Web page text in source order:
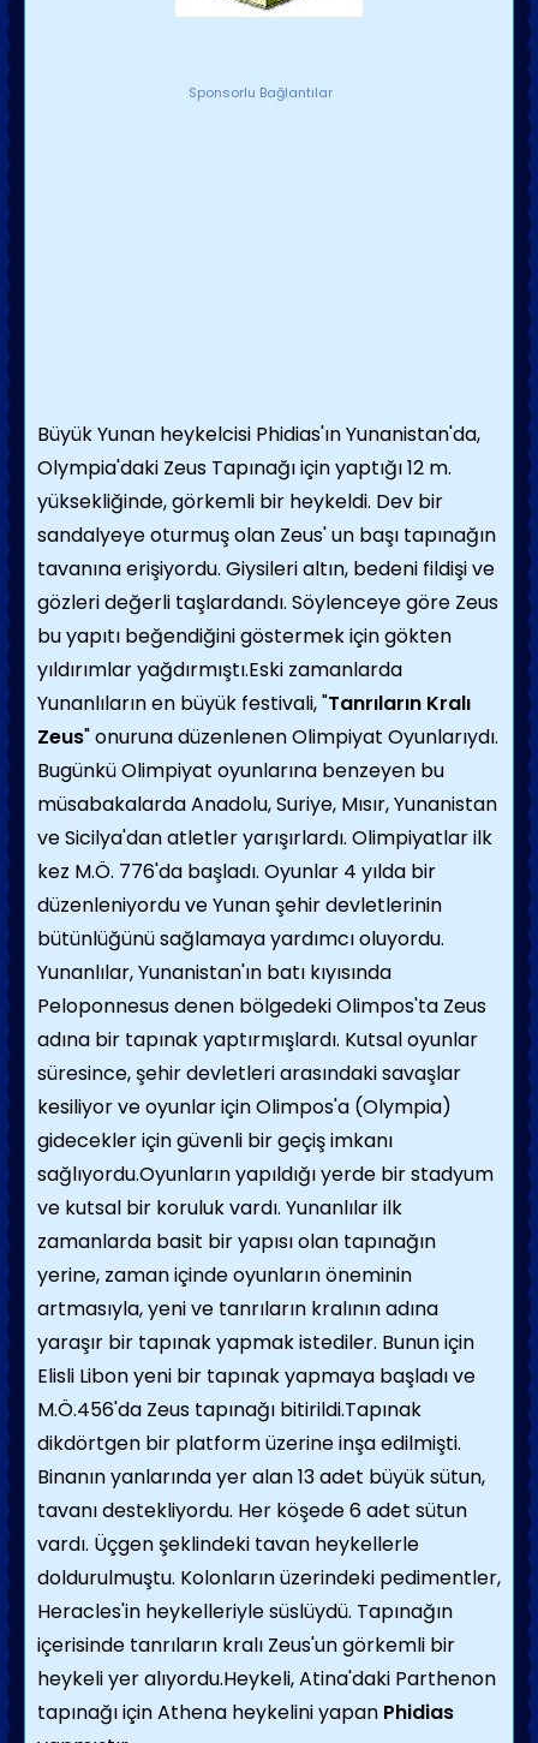
Sponsorlu Bağlantılar
Büyük Yunan heykelcisi Phidias'ın Yunanistan'da,
Olympia'daki Zeus Tapınağı için yaptığı 12 m.
yüksekliğinde, görkemli bir heykeldi. Dev bir
sandalyeye oturmuş olan Zeus' un başı tapınağın
tavanına erişiyordu. Giysileri altın, bedeni fildişi ve
gözleri değerli taşlardandı. Söylenceye göre Zeus
bu yapıtı beğendiğini göstermek için gökten
yıldırımlar yağdırmıştı.Eski zamanlarda
Yunanlıların en büyük festivali, "Tanrıların Kralı
Zeus" onuruna düzenlenen Olimpiyat Oyunlarıydı.
Bugünkü Olimpiyat oyunlarına benzeyen bu
müsabakalarda Anadolu, Suriye, Mısır, Yunanistan
ve Sicilya'dan atletler yarışırlardı. Olimpiyatlar ilk
kez M.Ö. 776'da başladı. Oyunlar 4 yılda bir
düzenleniyordu ve Yunan şehir devletlerinin
bütünlüğünü sağlamaya yardımcı oluyordu.
Yunanlılar, Yunanistan'ın batı kıyısında
Peloponnesus denen bölgedeki Olimpos'ta Zeus
adına bir tapınak yaptırmışlardı. Kutsal oyunlar
süresince, şehir devletleri arasındaki savaşlar
kesiliyor ve oyunlar için Olimpos'a (Olympia)
gidecekler için güvenli bir geçiş imkanı
sağlıyordu.Oyunların yapıldığı yerde bir stadyum
ve kutsal bir koruluk vardı. Yunanlılar ilk
zamanlarda basit bir yapısı olan tapınağın
yerine, zaman içinde oyunların öneminin
artmasıyla, yeni ve tanrıların kralının adına
yaraşır bir tapınak yapmak istediler. Bunun için
Elisli Libon yeni bir tapınak yapmaya başladı ve
M.Ö.456'da Zeus tapınağı bitirildi.Tapınak
dikdörtgen bir platform üzerine inşa edilmişti.
Binanın yanlarında yer alan 13 adet büyük sütun,
tavanı destekliyordu. Her köşede 6 adet sütun
vardı. Üçgen şeklindeki tavan heykellerle
doldurulmuştu. Kolonların üzerindeki pedimentler,
Heracles'in heykelleriyle süslüydü. Tapınağın
içerisinde tanrıların kralı Zeus'un görkemli bir
heykeli yer alıyordu.Heykeli, Atina'daki Parthenon
tapınağı için Athena heykelini yapan Phidias